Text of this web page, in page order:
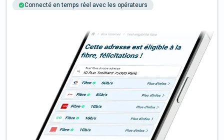
Connecté en temps réel avec les opérateurs